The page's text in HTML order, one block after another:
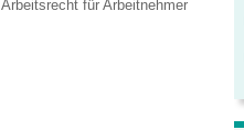
Arbeitsrecht für Arbeitnehmer